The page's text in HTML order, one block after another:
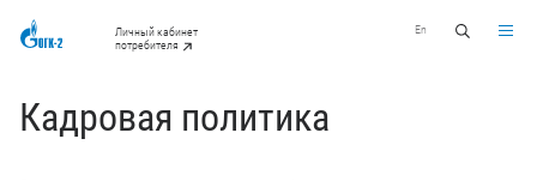
Личный кабинет
потребителя
En
Кадровая политика